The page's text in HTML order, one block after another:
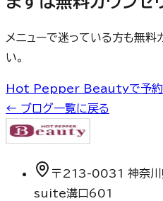
メニューで迷っている方も無料
い。
Hot Pepper Beautyで予約
← ブログ一覧に戻る
〒213-0031 神奈川
suite溝口601